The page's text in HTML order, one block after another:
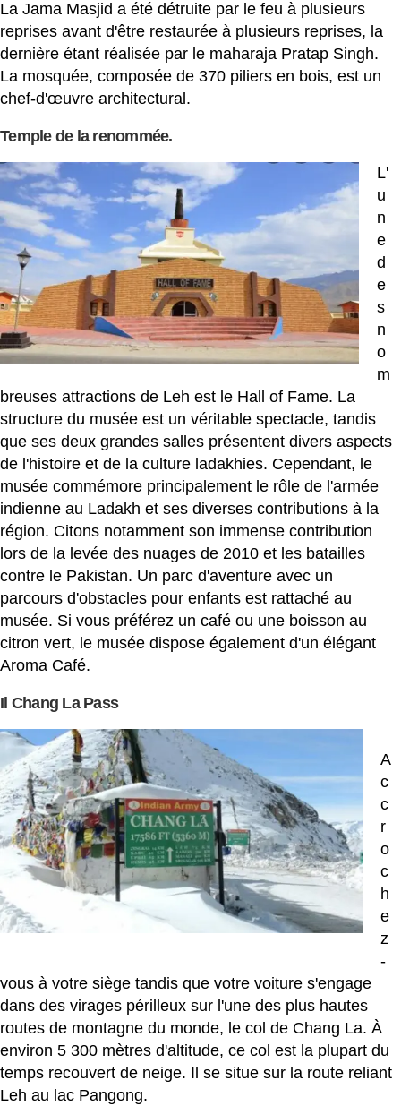
La Jama Masjid a été détruite par le feu à plusieurs
reprises avant d'être restaurée à plusieurs reprises, la
dernière étant réalisée par le maharaja Pratap Singh.
La mosquée, composée de 370 piliers en bois, est un
chef-d'œuvre architectural.
Temple de la renommée.
L'
u
n
e
d
e
s
n
o
m
breuses attractions de Leh est le Hall of Fame. La
structure du musée est un véritable spectacle, tandis
que ses deux grandes salles présentent divers aspects
de l'histoire et de la culture ladakhies. Cependant, le
musée commémore principalement le rôle de l'armée
indienne au Ladakh et ses diverses contributions à la
région. Citons notamment son immense contribution
lors de la levée des nuages ​​de 2010 et les batailles
contre le Pakistan. Un parc d'aventure avec un
parcours d'obstacles pour enfants est rattaché au
musée. Si vous préférez un café ou une boisson au
citron vert, le musée dispose également d'un élégant
Aroma Café.
Il Chang La Pass
A
c
c
r
o
c
h
e
z
-
vous à votre siège tandis que votre voiture s'engage
dans des virages périlleux sur l'une des plus hautes
routes de montagne du monde, le col de Chang La. À
environ 5 300 mètres d'altitude, ce col est la plupart du
temps recouvert de neige. Il se situe sur la route reliant
Leh au lac Pangong.